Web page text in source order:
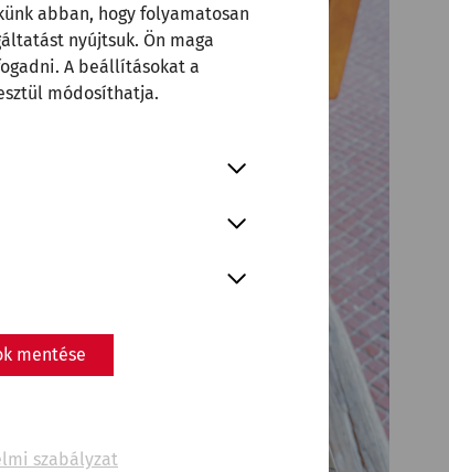
abban, hogy folyamatosan
nyújtsuk. Ön maga
A beállításokat a
módosíthatja.
mentése
szabályzat